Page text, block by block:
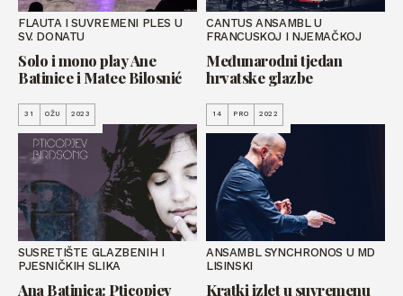
FLAUTA I SUVREMENI PLES U
SV. DONATU
Solo i mono play Ane
Batinice i Matee Bilosnić
CANTUS ANSAMBL U
FRANCUSKOJ I NJEMAČKOJ
Međunarodni tjedan
hrvatske glazbe
31 OŽU 2023
SUSRETIŠTE GLAZBENIH I
PJESNIČKIH SLIKA
Ana Batinica: Pticopjev
14 PRO 2022
ANSAMBL SYNCHRONOS U MD
LISINSKI
Kratki izlet u suvremenu